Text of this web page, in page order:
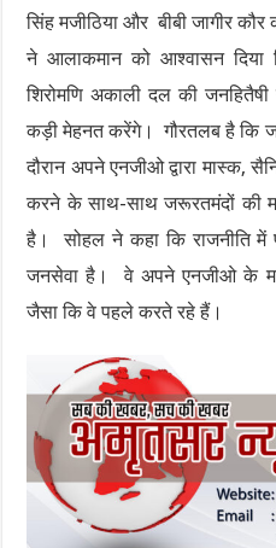
सिंह मजीठिया और बीबी जागीर कौर
ने आलाकमान को आश्वासन
शिरोमणि अकाली दल की
कड़ी मेहनत करेंगे। गौरतलब है कि
दौरान अपने एनजीओ द्वारा मास्क,
करने के साथ-साथ जरूरतमंदों की
है। सोहल ने कहा कि राजनीति में
जनसेवा है। वे अपने एनजीओ के
जैसा कि वे पहले करते रहे हैं।